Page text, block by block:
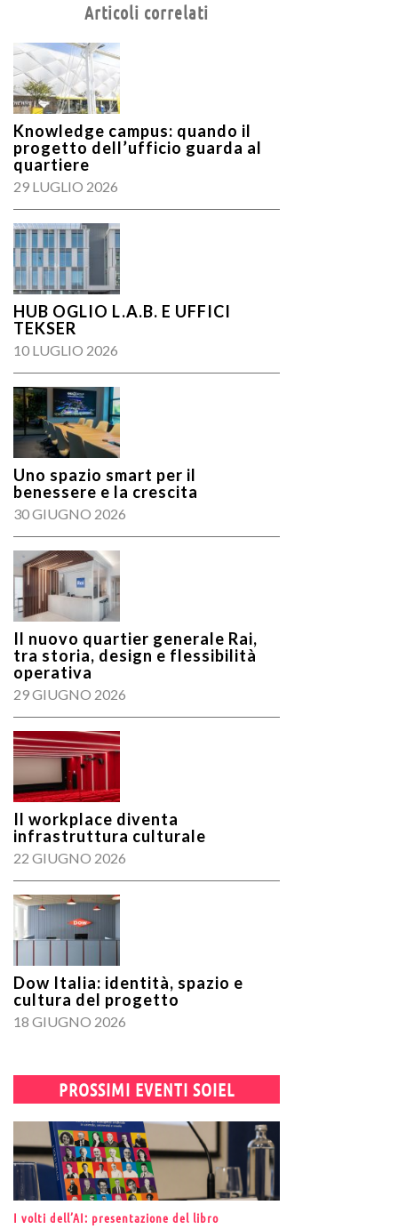
Articoli correlati
Knowledge campus: quando il
progetto dell’ufficio guarda al
quartiere
29 LUGLIO 2026
HUB OGLIO L.A.B. E UFFICI
TEKSER
10 LUGLIO 2026
Uno spazio smart per il
benessere e la crescita
30 GIUGNO 2026
Il nuovo quartier generale Rai,
tra storia, design e flessibilità
operativa
29 GIUGNO 2026
Il workplace diventa
infrastruttura culturale
22 GIUGNO 2026
Dow Italia: identità, spazio e
cultura del progetto
18 GIUGNO 2026
PROSSIMI EVENTI SOIEL
I volti dell’AI: presentazione del libro